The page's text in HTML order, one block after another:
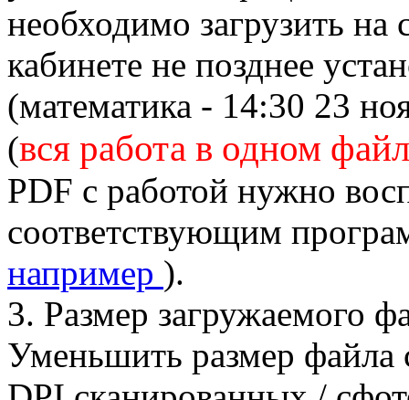
необходимо загрузить на
кабинете не позднее
(математика - 14:30 23
(вся работа в одном
PDF с работой нужно
соответствующим
например ).
3. Размер загружаемого
Уменьшить размер